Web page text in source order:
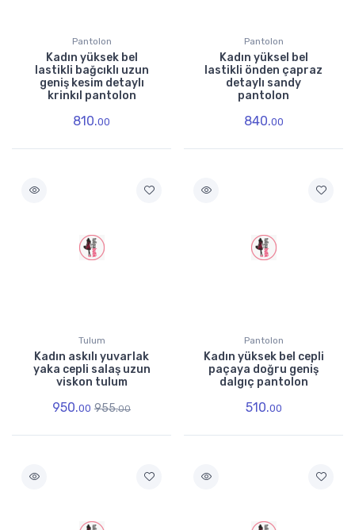
Pantolon
Kadın yüksek bel
lastikli bağcıklı uzun
geniş kesim detaylı
krinkıl pantolon
810.00
Pantolon
Kadın yüksel bel
lastikli önden çapraz
detaylı sandy
pantolon
840.00
Tulum
Kadın askılı yuvarlak
yaka cepli salaş uzun
viskon tulum
950.00 955.00
Pantolon
Kadın yüksek bel cepli
paçaya doğru geniş
dalgıç pantolon
510.00